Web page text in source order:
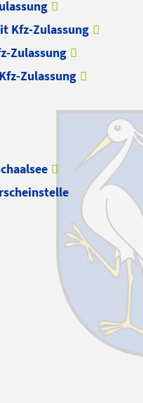
Kfz-Zulassung
Zulassung
Zulassung